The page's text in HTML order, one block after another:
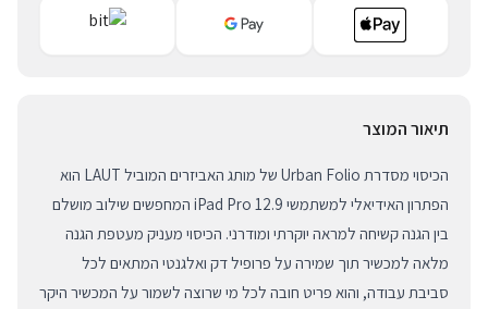
תיאור המוצר
הכיסוי מסדרת Urban Folio של מותג האביזרים המוביל LAUT הוא
הפתרון האידיאלי למשתמשי iPad Pro 12.9 המחפשים שילוב מושלם
בין הגנה קשיחה למראה יוקרתי ומודרני. הכיסוי מעניק מעטפת הגנה
מלאה למכשיר תוך שמירה על פרופיל דק ואלגנטי המתאים לכל
סביבת עבודה, והוא פריט חובה לכל מי שרוצה לשמור על המכשיר היקר